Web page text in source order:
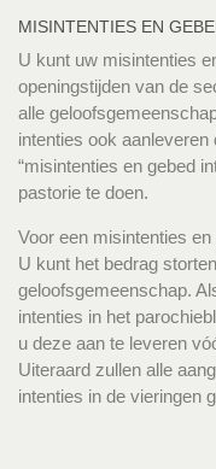
MISINTENTIES EN
U kunt uw misintenties
openingstijden van de
alle
intenties ook aanleveren
“misintenties en gebed
pastorie te doen.
Voor een misintenties
U kunt het bedrag
geloofsgemeenschap.
intenties in het
u deze aan te leveren
Uiteraard zullen alle
intenties in de vieringen